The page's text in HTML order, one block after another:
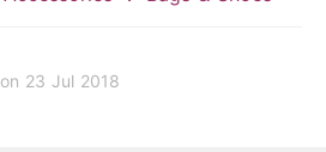
on 23 Jul 2018